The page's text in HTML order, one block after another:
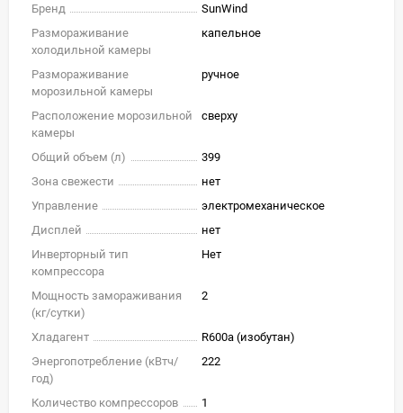
Бренд
SunWind
Размораживание
холодильной камеры
капельное
Размораживание
морозильной камеры
ручное
Расположение морозильной
камеры
сверху
Общий объем (л)
399
Зона свежести
нет
Управление
электромеханическое
Дисплей
нет
Инверторный тип
компрессора
Нет
Мощность замораживания
(кг/cутки)
2
Хладагент
R600a (изобутан)
Энергопотребление (кВтч/
год)
222
Количество компрессоров
1